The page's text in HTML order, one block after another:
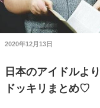
2020年12月13日
日本のアイドルよ
ドッキリまとめ♡